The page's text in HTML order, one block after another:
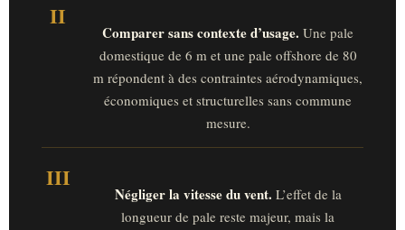
II
Comparer sans contexte d’usage. Une pale
domestique de 6 m et une pale offshore de 80
m répondent à des contraintes aérodynamiques,
économiques et structurelles sans commune
mesure.
III
Négliger la vitesse du vent. L’effet de la
longueur de pale reste majeur, mais la